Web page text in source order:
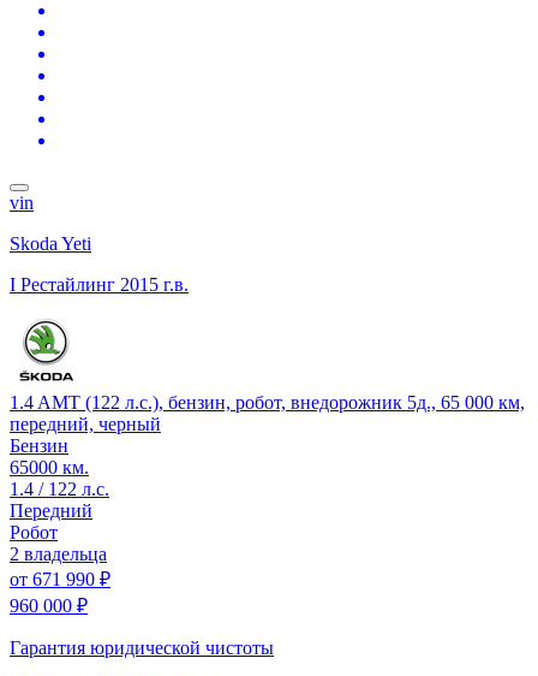
vin
Skoda Yeti
I Рестайлинг 2015 г.в.
1.4 AMT (122 л.с.), бензин, робот, внедорожник 5д., 65 000 км,
передний, черный
Бензин
65000 км.
1.4 / 122 л.с.
Передний
Робот
2 владельца
от 671 990 ₽
960 000 ₽
Гарантия юридической чистоты